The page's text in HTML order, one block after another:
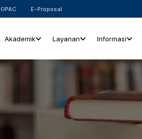
OPAC E-Proposal
Akademik Layanan Informasi